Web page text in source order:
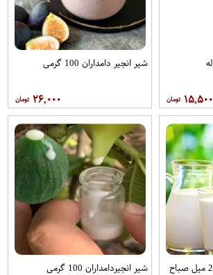
۱۵,۵۰۰
شیر انجیر دامداران 100 گرمی
۲۶,۰۰۰
شیر انجیردامداران 100 گرمی